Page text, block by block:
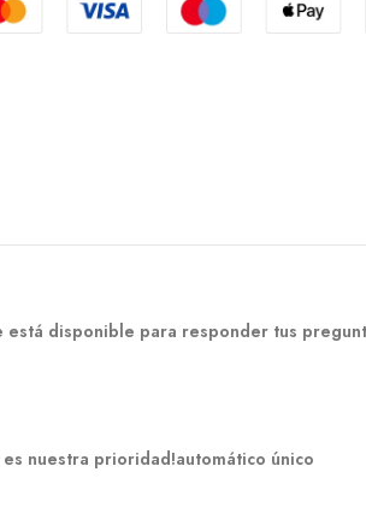
está disponible para responder tus
nuestra prioridad!automático único